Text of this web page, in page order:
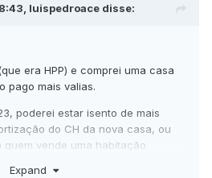
luispedroace disse:
era HPP) e comprei uma casa
pago mais valias.
poderei estar isento de mais
do CH da nova casa, ou
vende uma habitação
Expand